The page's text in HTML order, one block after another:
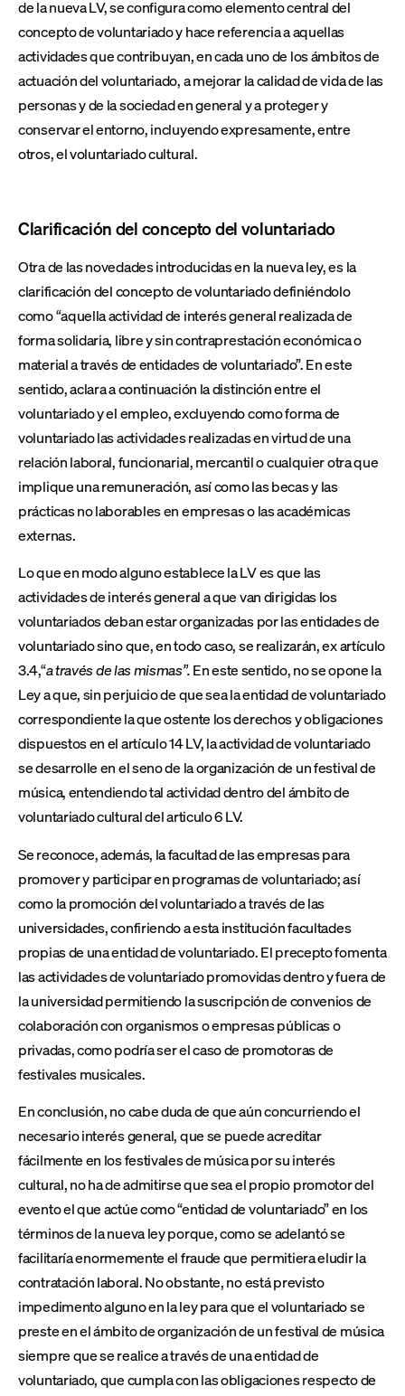
de la nueva LV, se configura como elemento central del
concepto de voluntariado y hace referencia a aquellas
actividades que contribuyan, en cada uno de los ámbitos de
actuación del voluntariado, a mejorar la calidad de vida de las
personas y de la sociedad en general y a proteger y
conservar el entorno, incluyendo expresamente, entre
otros, el voluntariado cultural.
Clarificación del concepto del voluntariado
Otra de las novedades introducidas en la nueva ley, es la
clarificación del concepto de voluntariado definiéndolo
como “aquella actividad de interés general realizada de
forma solidaria, libre y sin contraprestación económica o
material a través de entidades de voluntariado”. En este
sentido, aclara a continuación la distinción entre el
voluntariado y el empleo, excluyendo como forma de
voluntariado las actividades realizadas en virtud de una
relación laboral, funcionarial, mercantil o cualquier otra que
implique una remuneración, así como las becas y las
prácticas no laborables en empresas o las académicas
externas.
Lo que en modo alguno establece la LV es que las
actividades de interés general a que van dirigidas los
voluntariados deban estar organizadas por las entidades de
voluntariado sino que, en todo caso, se realizarán, ex artículo
3.4,“a través de las mismas”.En este sentido, no se opone la
Ley a que, sin perjuicio de que sea la entidad de voluntariado
correspondiente la que ostente los derechos y obligaciones
dispuestos en el artículo 14 LV, la actividad de voluntariado
se desarrolle en el seno de la organización de un festival de
música, entendiendo tal actividad dentro del ámbito de
voluntariado cultural del articulo 6 LV.
Se reconoce, además, la facultad de las empresas para
promover y participar en programas de voluntariado; así
como la promoción del voluntariado a través de las
universidades, confiriendo a esta institución facultades
propias de una entidad de voluntariado. El precepto fomenta
las actividades de voluntariado promovidas dentro y fuera de
la universidad permitiendo la suscripción de convenios de
colaboración con organismos o empresas públicas o
privadas, como podría ser el caso de promotoras de
festivales musicales.
En conclusión, no cabe duda de que aún concurriendo el
necesario interés general, que se puede acreditar
fácilmente en los festivales de música por su interés
cultural, no ha de admitirse que sea el propio promotor del
evento el que actúe como “entidad de voluntariado” en los
términos de la nueva ley porque, como se adelantó se
facilitaría enormemente el fraude que permitiera eludir la
contratación laboral. No obstante, no está previsto
impedimento alguno en la ley para que el voluntariado se
preste en el ámbito de organización de un festival de música
siempre que se realice a través de una entidad de
voluntariado, que cumpla con las obligaciones respecto de